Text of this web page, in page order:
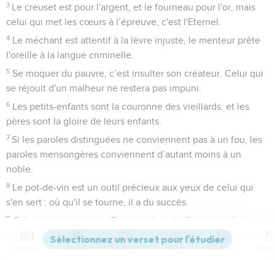
3 Le creuset est pour l'argent, et le fourneau pour l'or, mais
celui qui met les cœurs à l’épreuve, c'est l'Eternel.
4 Le méchant est attentif à la lèvre injuste, le menteur prête
l'oreille à la langue criminelle.
5 Se moquer du pauvre, c’est insulter son créateur. Celui qui
se réjouit d'un malheur ne restera pas impuni.
6 Les petits-enfants sont la couronne des vieillards, et les
pères sont la gloire de leurs enfants.
7 Si les paroles distinguées ne conviennent pas à un fou, les
paroles mensongères conviennent d’autant moins à un
noble.
8 Le pot-de-vin est un outil précieux aux yeux de celui qui
s'en sert : où qu'il se tourne, il a du succès.
9 Celui qui couvre une offense recherche l'amour, celui qui
la rappelle dans ses discours divise les amis.
Versions Commentaires Strong